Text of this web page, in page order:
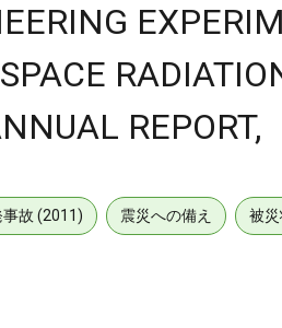
REPORT,
故 (2011) 震災への備え 被災